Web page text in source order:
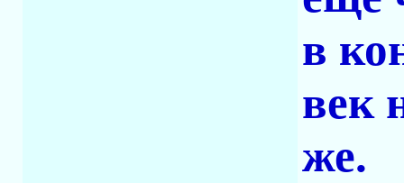
в
век
же.